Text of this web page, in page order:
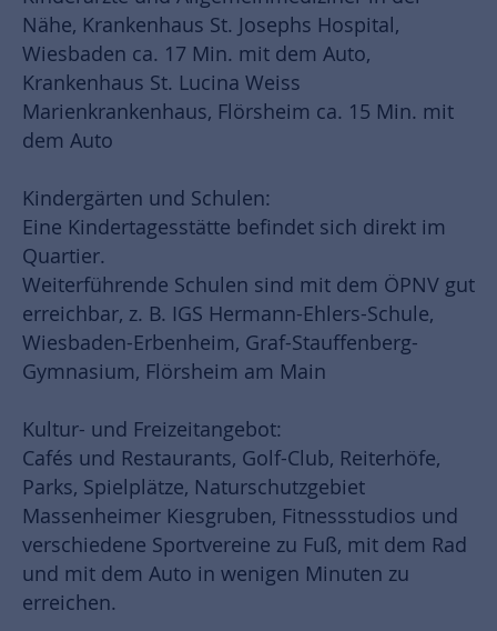
Nähe, Krankenhaus St. Josephs Hospital,
Wiesbaden ca. 17 Min. mit dem Auto,
Krankenhaus St. Lucina Weiss
Marienkrankenhaus, Flörsheim ca. 15 Min. mit
dem Auto
Kindergärten und Schulen:
Eine Kindertagesstätte befindet sich direkt im
Quartier.
Weiterführende Schulen sind mit dem ÖPNV gut
erreichbar, z. B. IGS Hermann-Ehlers-Schule,
Wiesbaden-Erbenheim, Graf-Stauffenberg-
Gymnasium, Flörsheim am Main
Kultur- und Freizeitangebot:
Cafés und Restaurants, Golf-Club, Reiterhöfe,
Parks, Spielplätze, Naturschutzgebiet
Massenheimer Kiesgruben, Fitnessstudios und
verschiedene Sportvereine zu Fuß, mit dem Rad
und mit dem Auto in wenigen Minuten zu
erreichen.